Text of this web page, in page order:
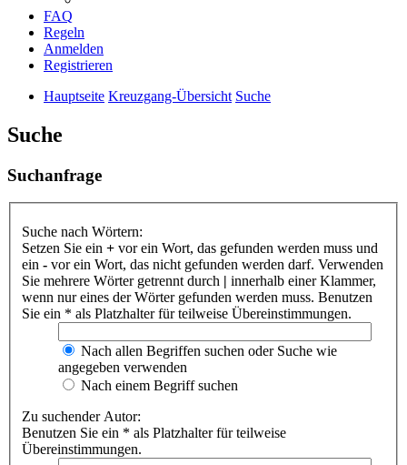
FAQ
Regeln
Anmelden
Registrieren
Hauptseite Kreuzgang-Übersicht Suche
Suche
Suchanfrage
Suche nach Wörtern:
Setzen Sie ein + vor ein Wort, das gefunden werden muss und
ein - vor ein Wort, das nicht gefunden werden darf. Verwenden
Sie mehrere Wörter getrennt durch | innerhalb einer Klammer,
wenn nur eines der Wörter gefunden werden muss. Benutzen
Sie ein * als Platzhalter für teilweise Übereinstimmungen.
Nach allen Begriffen suchen oder Suche wie
angegeben verwenden
Nach einem Begriff suchen
Zu suchender Autor:
Benutzen Sie ein * als Platzhalter für teilweise
Übereinstimmungen.